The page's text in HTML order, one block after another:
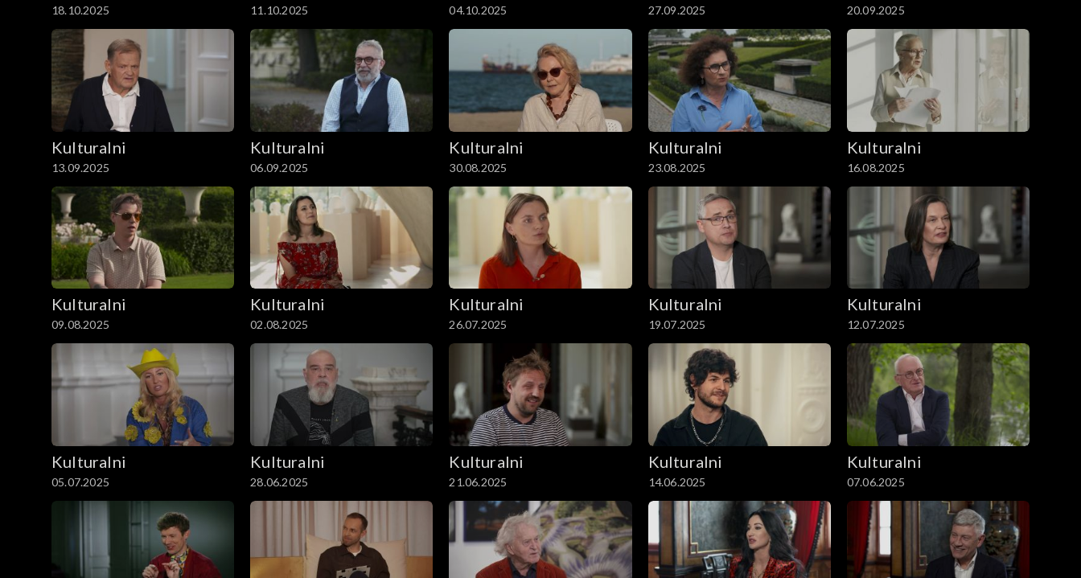
18.10.2025 11.10.2025 04.10.2025 27.09.2025 20.09.2025
Kulturalni
13.09.2025
Kulturalni
06.09.2025
Kulturalni
30.08.2025
Kulturalni
23.08.2025
Kulturalni
16.08.2025
Kulturalni
09.08.2025
Kulturalni
02.08.2025
Kulturalni
26.07.2025
Kulturalni
19.07.2025
Kulturalni
12.07.2025
Kulturalni
05.07.2025
Kulturalni
28.06.2025
Kulturalni
21.06.2025
Kulturalni
14.06.2025
Kulturalni
07.06.2025